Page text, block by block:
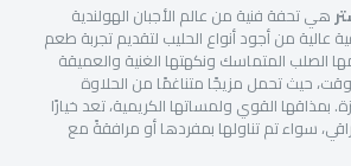
هي تحفة فنية من عالم الأجبان الهولندية
عالية من أجود أنواع الحليب لتقديم تجربة طعم
الصلب المتماسك ونكهتها الغنية والعميقة
حيث تحمل مزيجًا متناغمًا من الحلاوة
بمذاقها القوي ولمساتها الكريمية، تعد خيارًا
سواء تم تناولها بمفردها أو مرافقةً مع